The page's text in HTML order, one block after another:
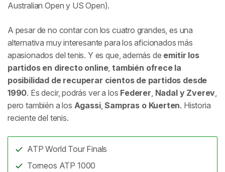
Australian Open y US Open).
A pesar de no contar con los cuatro grandes, es una
alternativa muy interesante para los aficionados más
apasionados del tenis. Y es que, además de emitir los
partidos en directo online, también ofrece la
posibilidad de recuperar cientos de partidos desde
1990. Es decir, podrás ver a los Federer, Nadal y Zverev,
pero también a los Agassi, Sampras o Kuerten. Historia
reciente del tenis.
ATP World Tour Finals
Torneos ATP 1000